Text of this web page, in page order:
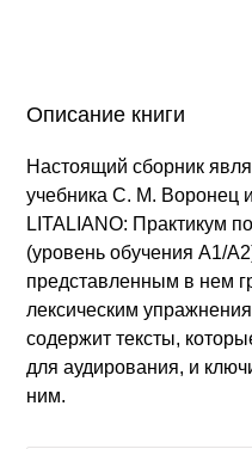
Описание книги
Настоящий сборник
учебника С. М. Воронец
LITALIANO: Практикум
(уровень обучения А1/
представленным в нем
лексическим
содержит тексты,
для аудирования, и
ним.